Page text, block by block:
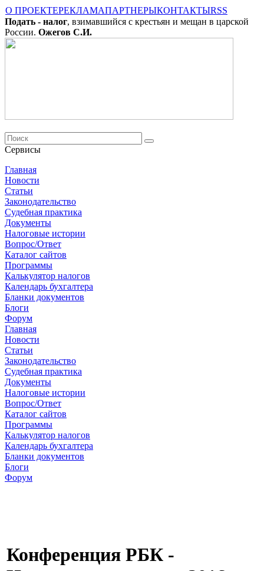
О ПРОЕКТЕРЕКЛАМАПАРТНЕРЫКОНТАКТЫRSS
Подать - налог, взимавшийся с крестьян и мещан в царской
России. Ожегов С.И.
Сервисы
Главная
Новости
Cтатьи
Законодательство
Судебная практика
Документы
Налоговые истории
Вопрос/Ответ
Каталог сайтов
Программы
Калькулятор налогов
Календарь бухгалтера
Бланки документов
Блоги
Форум
Главная
Новости
Cтатьи
Законодательство
Судебная практика
Документы
Налоговые истории
Вопрос/Ответ
Каталог сайтов
Программы
Калькулятор налогов
Календарь бухгалтера
Бланки документов
Блоги
Форум
Конференция РБК -